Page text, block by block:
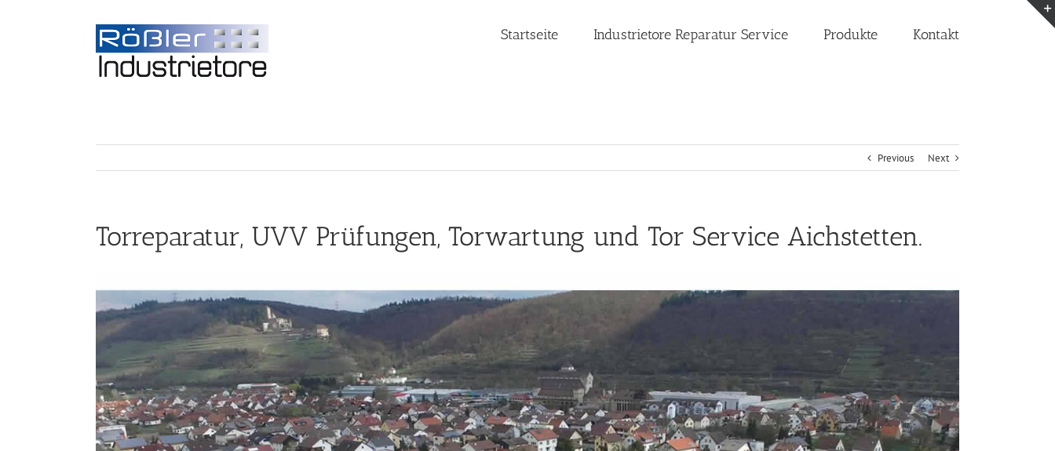
Startseite Industrietore Reparatur Service Produkte Kontakt
Previous Next
Torreparatur, UVV Prüfungen, Torwartung und Tor Service Aichstetten.